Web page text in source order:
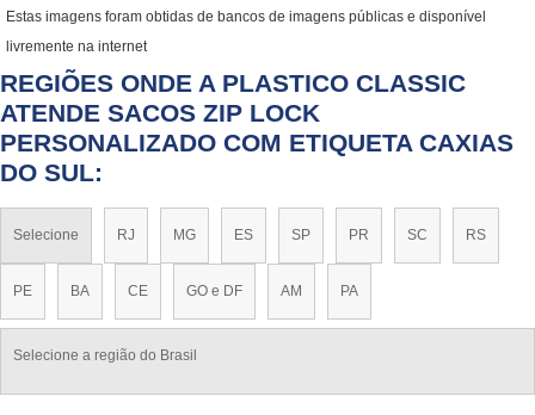
Estas imagens foram obtidas de bancos de imagens públicas e disponível
livremente na internet
REGIÕES ONDE A PLASTICO CLASSIC
ATENDE SACOS ZIP LOCK
PERSONALIZADO COM ETIQUETA CAXIAS
DO SUL:
Selecione RJ MG ES SP PR SC RS
PE BA CE GO e DF AM PA
Selecione a região do Brasil